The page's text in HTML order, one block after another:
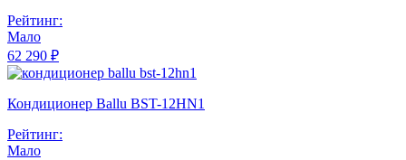
Рейтинг:
Мало
62 290 ₽
Кондиционер Ballu BST-12HN1
Рейтинг:
Мало